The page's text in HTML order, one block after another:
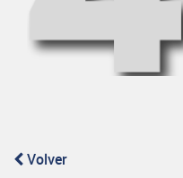
Volver